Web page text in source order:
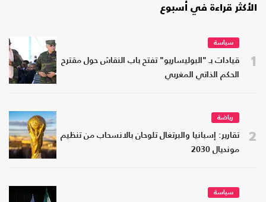
الأكثر قراءة في أسبوع
1
سياسة
قيادات بـ "البوليساريو" تفتح باب النقاش حول مقترح
الحكم الذاتي المغربي
2
رياضة
تقارير: إسبانيا والبرتغال تلوحان بالانسحاب من تنظيم
مونديال 2030
سياسة